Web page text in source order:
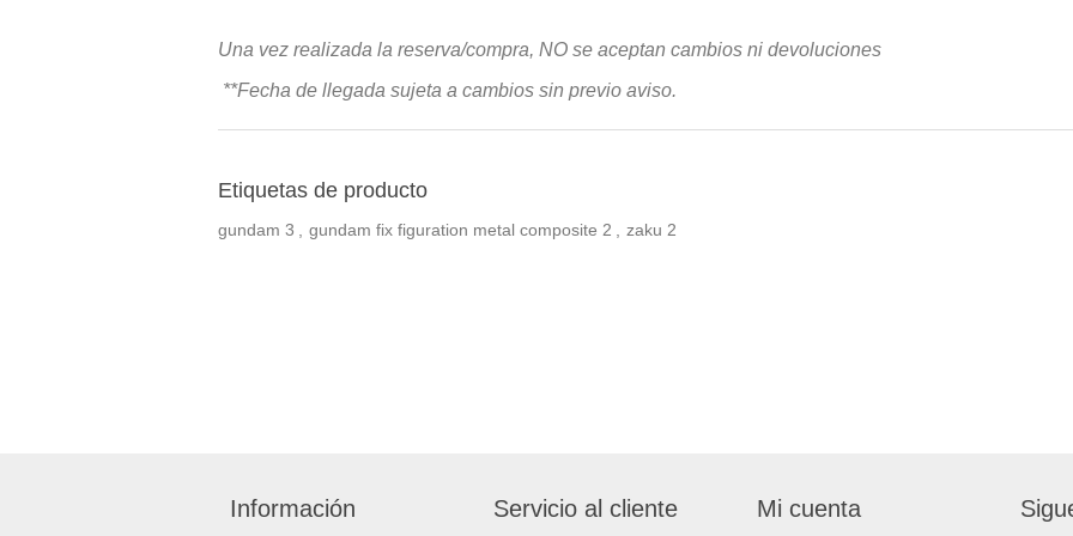
Una vez realizada la reserva/compra, NO se aceptan cambios ni devoluciones
**Fecha de llegada sujeta a cambios sin previo aviso.
Etiquetas de producto
gundam 3 gundam fix figuration metal composite 2 zaku 2
Información Servicio al cliente Mi cuenta